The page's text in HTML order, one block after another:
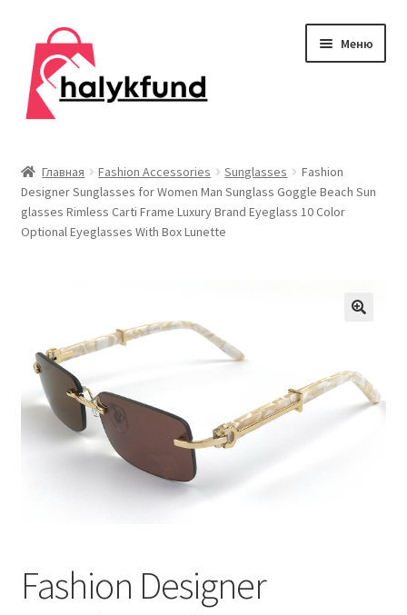
Перейти
навигации
Перейти
содержимому
Меню
меню
Главная
О нас
Дом и сад
меню
Одежда
Публикации
Главная Fashion Accessories Sunglasses
Fashion
Designer Sunglasses for Women Man Sunglass Goggle Beach Sun
glasses Rimless Carti Frame Luxury Brand Eyeglass 10 Color
Optional Eyeglasses With Box Lunette
Fashion Designer